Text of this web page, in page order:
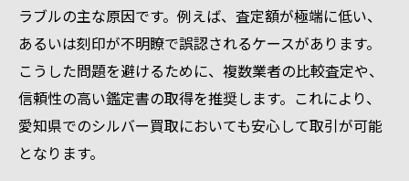
ラブルの主な原因です。例えば、査定額が極端に低い、
あるいは刻印が不明瞭で誤認されるケースがあります。
こうした問題を避けるために、複数業者の比較査定や、
信頼性の高い鑑定書の取得を推奨します。これにより、
愛知県でのシルバー買取においても安心して取引が可能
となります。